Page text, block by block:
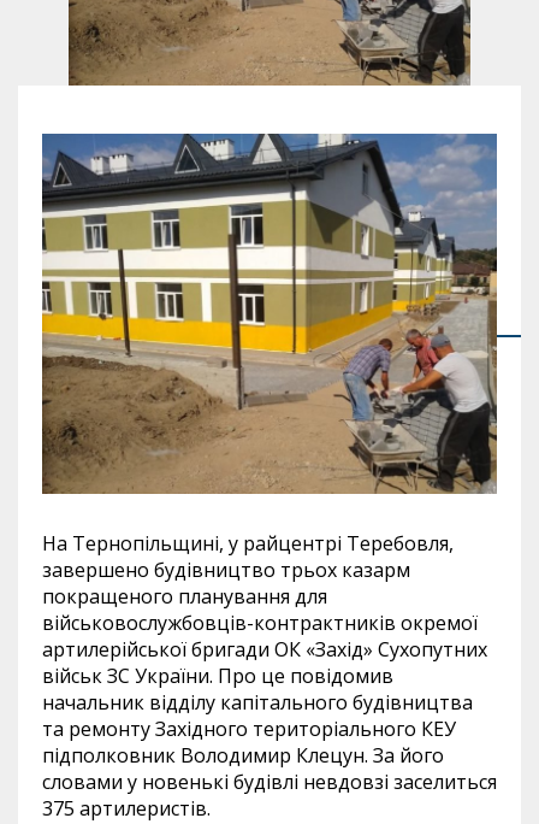
На Тернопільщині, у райцентрі Теребовля,
завершено будівництво трьох казарм
покращеного планування для
військовослужбовців-контрактників окремої
артилерійської бригади ОК «Захід» Сухопутних
військ ЗС України. Про це повідомив
начальник відділу капітального будівництва
та ремонту Західного територіального КЕУ
підполковник Володимир Клецун. За його
словами у новенькі будівлі невдовзі заселиться
375 артилеристів.